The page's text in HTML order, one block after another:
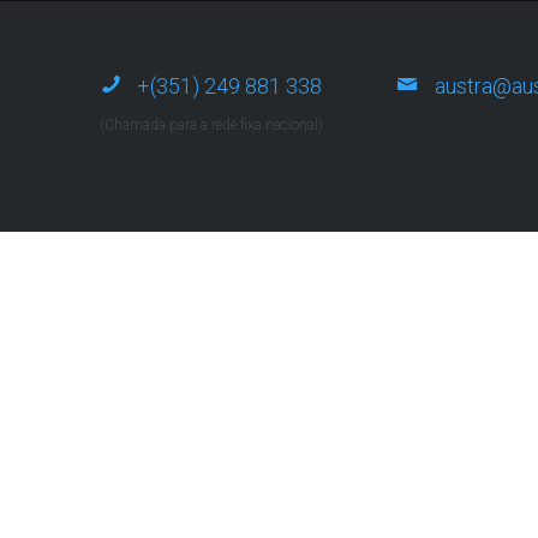
+(351) 249 881 338
(Chamada para a rede fixa nacional)